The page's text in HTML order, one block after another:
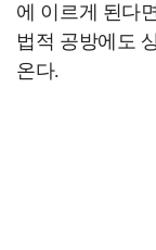
에 이르게 된다
법적 공방에도
온다.